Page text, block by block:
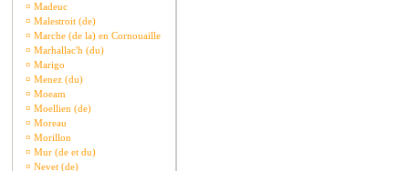
¤ Madeuc
¤ Malestroit (de)
¤ Marche (de la) en Cornouaille
¤ Marhallac'h (du)
¤ Marigo
¤ Menez (du)
¤ Moeam
¤ Moellien (de)
¤ Moreau
¤ Morillon
¤ Mur (de et du)
¤ Nevet (de)